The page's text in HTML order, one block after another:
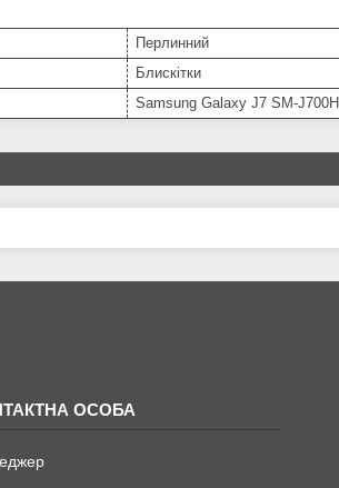
Перлинний
Блискітки
Samsung Galaxy J7 SM-J700H